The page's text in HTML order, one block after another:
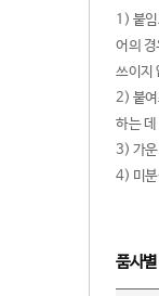
1) 붙
어의
쓰이지
2) 붙여
하는
3) 가운
4) 미분
품사